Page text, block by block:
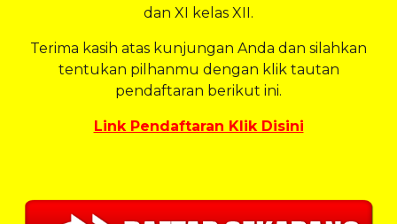
dan XI kelas XII.
Terima kasih atas kunjungan Anda dan silahkan
tentukan pilhanmu dengan klik tautan
pendaftaran berikut ini.
Link Pendaftaran Klik Disini